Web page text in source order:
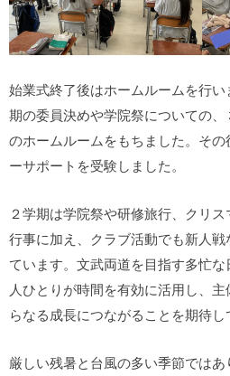
始業式終了後はホームルームを行
期の委員決めや学院祭についての
のホームルームをもちました。そ
ーサポートを受験しました。
２学期は学院祭や研修旅行、クリ
行事に加え、クラブ活動でも新人
ています。文武両道を目指す多忙
人ひとりが時間を有効に活用し、
らなる成長につながることを期待し
厳しい残暑と台風の多い季節では